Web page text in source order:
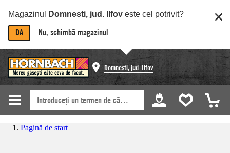
Magazinul Domnesti, jud. Ilfov este cel potrivit?
DA Nu, schimbă magazinul
Domnesti, jud. Ilfov
Pagină de start